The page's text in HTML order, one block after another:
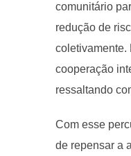
comunitário
redução de
coletivamente.
cooperação
ressaltando
Com esse
de repensar a